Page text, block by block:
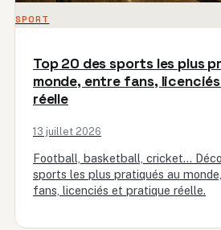
SPORT
Top 20 des sports les plus
monde, entre fans,
réelle
13 juillet 2026
Football, basketball, cricket…
sports les plus pratiqués au
fans, licenciés et pratique réelle.